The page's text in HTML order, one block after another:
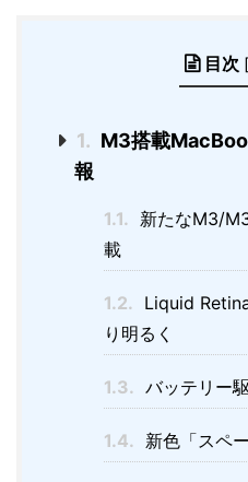
目次 [
1. M3搭載
報
1.1. 新たなM3/
載
1.2. Liquid
り明るく
1.3. バッテリー
1.4. 新色「スペ